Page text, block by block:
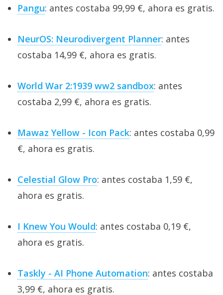
Pangu: antes costaba 99,99 €, ahora es gratis.
NeurOS: Neurodivergent Planner: antes
costaba 14,99 €, ahora es gratis.
World War 2:1939 ww2 sandbox: antes
costaba 2,99 €, ahora es gratis.
Mawaz Yellow - Icon Pack: antes costaba 0,99
€, ahora es gratis.
Celestial Glow Pro: antes costaba 1,59 €,
ahora es gratis.
I Knew You Would: antes costaba 0,19 €,
ahora es gratis.
Taskly - AI Phone Automation: antes costaba
3,99 €, ahora es gratis.